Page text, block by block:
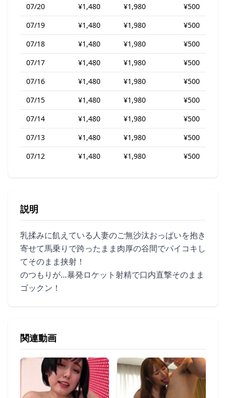
07/20
¥1,480 ¥1,980
¥500
07/19
¥1,480 ¥1,980
¥500
07/18
¥1,480 ¥1,980
¥500
07/17
¥1,480 ¥1,980
¥500
07/16
¥1,480 ¥1,980
¥500
07/15
¥1,480 ¥1,980
¥500
07/14
¥1,480 ¥1,980
¥500
07/13
¥1,480 ¥1,980
¥500
07/12
¥1,480 ¥1,980 ¥500
説明
乳揉みに飢えている人妻のご無沙汰おっぱいを抱き
寄せて馬乗りで跨ったまま肉厚の谷間でパイコキし
てそのまま挟射！
のつもりが…暴発ロケット射精で口内直撃そのまま
ゴックン！
関連動画